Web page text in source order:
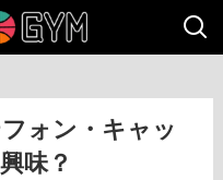
ォン・キャッ
味？